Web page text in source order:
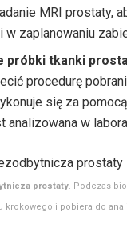
MRI prostaty,
w zaplanowaniu
próbki tkanki
procedurę
się za
analizowana w
prostaty. Podczas
krokowego i pobiera do